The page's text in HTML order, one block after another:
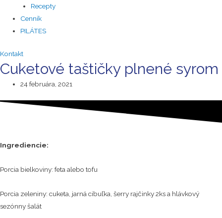
Recepty
Cenník
PILÁTES
Kontakt
Cuketové taštičky plnené syrom
24 februára, 2021
Ingrediencie:
Porcia bielkoviny: feta alebo tofu
Porcia zeleniny: cuketa, jarná cibuľka, šerry rajčinky 2ks a hlávkový
sezónny šalát